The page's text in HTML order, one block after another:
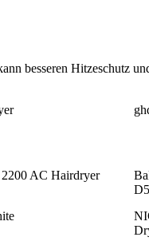
besseren Hitzeschutz
AC Hairdryer